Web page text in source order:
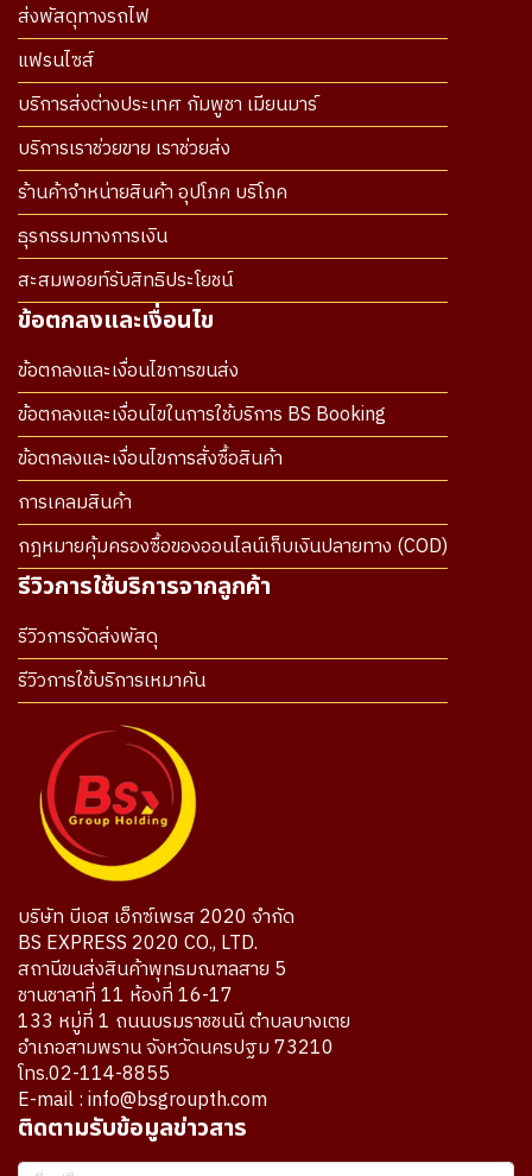
ส่งพัสดุทางรถไฟ
แฟรนไซส์
บริการส่งต่างประเทศ กัมพูชา เมียนมาร์
บริการเราช่วยขาย เราช่วยส่ง
ร้านค้าจำหน่ายสินค้า อุปโภค บริโภค
ธุรกรรมทางการเงิน
สะสมพอยท์รับสิทธิประโยชน์
ข้อตกลงและเงื่อนไข
ข้อตกลงและเงื่อนไขการขนส่ง
ข้อตกลงและเงื่อนไขในการใช้บริการ BS Booking
ข้อตกลงและเงื่อนไขการสั่งซื้อสินค้า
การเคลมสินค้า
กฎหมายคุ้มครองซื้อของออนไลน์เก็บเงินปลายทาง (COD)
รีวิวการใช้บริการจากลูกค้า
รีวิวการจัดส่งพัสดุ
รีวิวการใช้บริการเหมาคัน
บริษัท บีเอส เอ็กซ์เพรส 2020 จำกัด
BS EXPRESS 2020 CO., LTD.
สถานีขนส่งสินค้าพุทธมณฑลสาย 5
ชานชาลาที่ 11 ห้องที่ 16-17
133 หมู่ที่ 1 ถนนบรมราชชนนี ตำบลบางเตย
อำเภอสามพราน จังหวัดนครปฐม 73210
โทร.02-114-8855
E-mail : info@bsgroupth.com
ติดตามรับข้อมูลข่าวสาร